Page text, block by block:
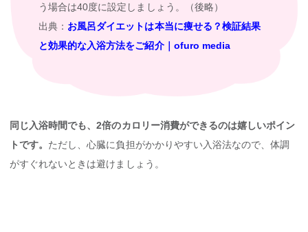
う場合は40度に設定しましょう。（後略）
出典： お風呂ダイエットは本当に痩せる？検証結果
と効果的な入浴方法をご紹介｜ofuro media
同じ入浴時間でも、2倍のカロリー消費ができるのは嬉しいポイン
トです。 ただし、心臓に負担がかかりやすい入浴法なので、体調
がすぐれないときは避けましょう。